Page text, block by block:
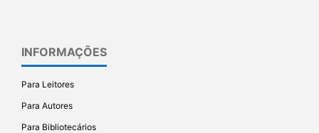
INFORMAÇÕES
Para Leitores
Para Autores
Para Bibliotecários